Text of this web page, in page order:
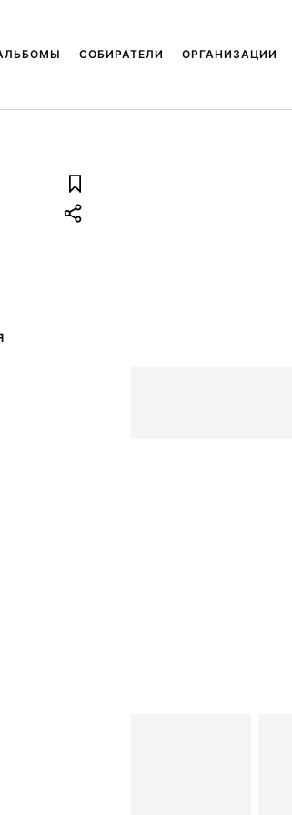
СОБИРАТЕЛИ ОРГАНИЗАЦИИ